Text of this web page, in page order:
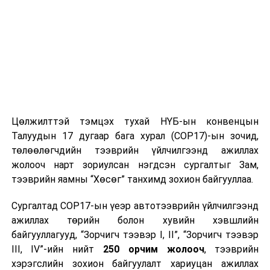
Цөлжилттэй тэмцэх тухай НҮБ-ын конвенцын
Талуудын 17 дугаар бага хурал (COP17)-ын зочид,
төлөөлөгчдийн тээврийн үйлчилгээнд ажиллах
жолооч нарт зориулсан нэгдсэн сургалтыг Зам,
тээврийн яамны “Хөсөг” танхимд зохион байгууллаа.
Сургалтад COP17-ын үеэр автотээврийн үйлчилгээнд
ажиллах төрийн болон хувийн хэвшлийн
байгууллагууд, “Зорчигч тээвэр I, II”, “Зорчигч тээвэр
III, IV”-ийн нийт 250 орчим жолооч, тээврийн
хэрэгслийн зохион байгуулалт хариуцан ажиллах